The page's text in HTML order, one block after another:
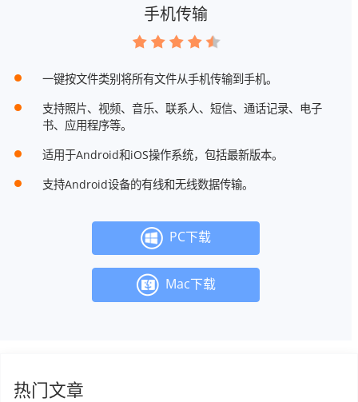
手机传输
一键按文件类别将所有文件从手机传输到手机。
支持照片、视频、音乐、联系人、短信、通话记录、电子
书、应用程序等。
适用于Android和iOS操作系统，包括最新版本。
支持Android设备的有线和无线数据传输。
PC下载
Mac下载
热门文章